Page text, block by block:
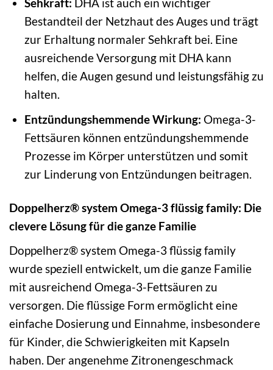
Bestandteil der Netzhaut des Auges und trägt
zur Erhaltung normaler Sehkraft bei. Eine
ausreichende Versorgung mit DHA kann
helfen, die Augen gesund und leistungsfähig zu
halten.
Entzündungshemmende Wirkung: Omega-3-
Fettsäuren können entzündungshemmende
Prozesse im Körper unterstützen und somit
zur Linderung von Entzündungen beitragen.
Doppelherz® system Omega-3 flüssig family: Die
clevere Lösung für die ganze Familie
Doppelherz® system Omega-3 flüssig family
wurde speziell entwickelt, um die ganze Familie
mit ausreichend Omega-3-Fettsäuren zu
versorgen. Die flüssige Form ermöglicht eine
einfache Dosierung und Einnahme, insbesondere
für Kinder, die Schwierigkeiten mit Kapseln
haben. Der angenehme Zitronengeschmack